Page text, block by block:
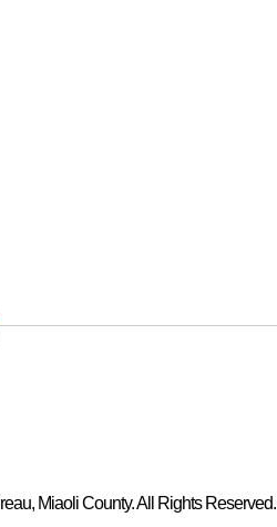
Miaoli County. All Rights Reserved.